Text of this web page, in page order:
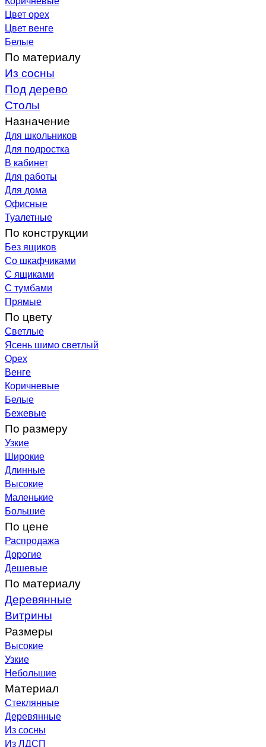
Цвет орех
Цвет венге
Белые
По материалу
Из сосны
Под дерево
Столы
Назначение
Для школьников
Для подростка
В кабинет
Для работы
Для дома
Офисные
Туалетные
По конструкции
Без ящиков
Со шкафчиками
С ящиками
С тумбами
Прямые
По цвету
Светлые
Ясень шимо светлый
Орех
Венге
Коричневые
Белые
Бежевые
По размеру
Узкие
Широкие
Длинные
Высокие
Маленькие
Большие
По цене
Распродажа
Дорогие
Дешевые
По материалу
Деревянные
Витрины
Размеры
Высокие
Узкие
Небольшие
Материал
Стеклянные
Деревянные
Из сосны
Из ЛДСП